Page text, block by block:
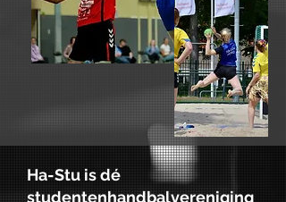
Ha-Stu is dé
studentenhandbalvereniging